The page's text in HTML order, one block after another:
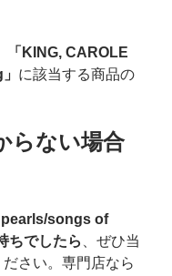
「KING, CAROLE
に該当する商品の
らない場合
songs of
ちでしたら 、ぜひ当
ださい。専門店なら